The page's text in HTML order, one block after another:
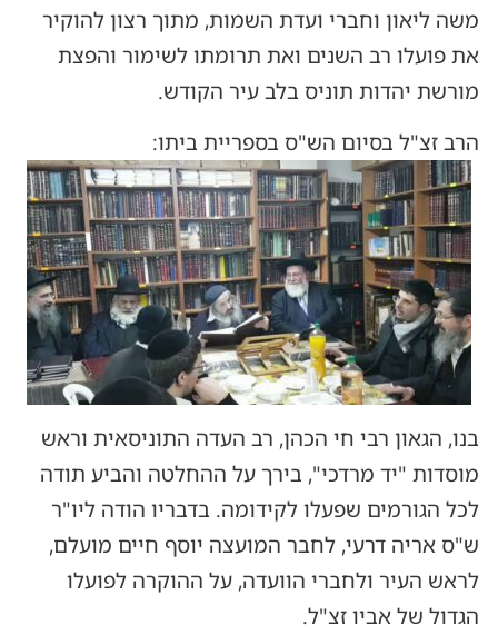
משה ליאון וחברי ועדת השמות, מתוך רצון להוקיר
את פועלו רב השנים ואת תרומתו לשימור והפצת
מורשת יהדות תוניס בלב עיר הקודש.
הרב זצ"ל בסיום הש"ס בספריית ביתו:
בנו, הגאון רבי חי הכהן, רב העדה התוניסאית וראש
מוסדות "יד מרדכי", בירך על ההחלטה והביע תודה
לכל הגורמים שפעלו לקידומה. בדבריו הודה ליו"ר
ש"ס אריה דרעי, לחבר המועצה יוסף חיים מועלם,
לראש העיר ולחברי הוועדה, על ההוקרה לפועלו
הגדול של אביו זצ"ל.